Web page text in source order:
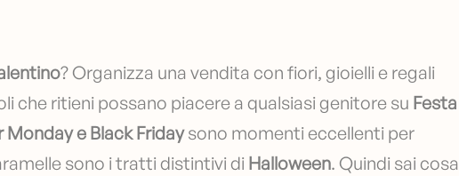
? Organizza una vendita con fiori, gioielli e regali
che ritieni possano piacere a qualsiasi genitore su Festa
Monday e Black Fridaysono momenti eccellenti per
sono i tratti distintivi di Halloween. Quindi sai cosa